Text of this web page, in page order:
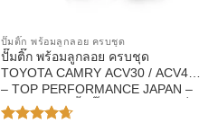
ปั๊มติ๊ก พร้อมลูกลอย ครบชุด
ปั๊มติ๊ก พร้อมลูกลอย ครบชุด
TOYOTA CAMRY ACV30 / ACV40
– TOP PERFORMANCE JAPAN –
TPFT-993 – ปั้มติ๊ก โตโยต้า แคมรี่